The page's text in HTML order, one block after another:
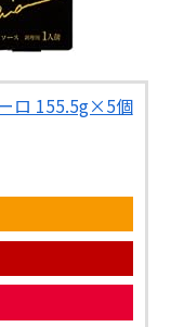
ロ 155.5g×5個